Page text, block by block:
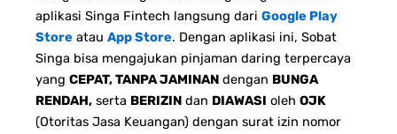
aplikasi Singa Fintech langsung dari Google Play
Store atau App Store. Dengan aplikasi ini, Sobat
Singa bisa mengajukan pinjaman daring terpercaya
yang CEPAT, TANPA JAMINAN dengan BUNGA
RENDAH, serta BERIZIN dan DIAWASI oleh OJK
(Otoritas Jasa Keuangan) dengan surat izin nomor